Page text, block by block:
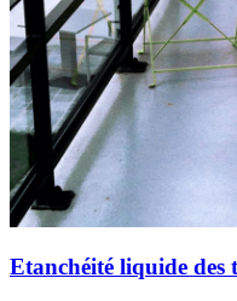
Etanchéité liquide des